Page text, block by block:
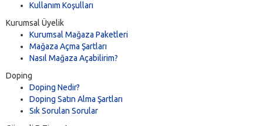
Kullanım Koşulları
Kurumsal Üyelik
Kurumsal Mağaza Paketleri
Mağaza Açma Şartları
Nasıl Mağaza Açabilirim?
Doping
Doping Nedir?
Doping Satın Alma Şartları
Sık Sorulan Sorular